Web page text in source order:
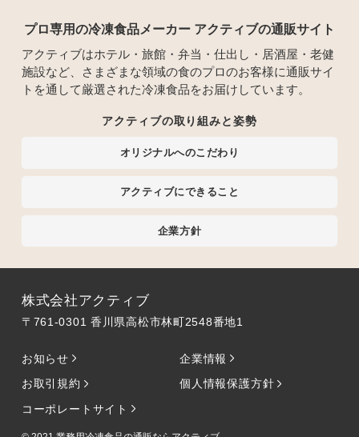
プロ専用の冷凍食品メーカー アクティブの通販サイト
アクティブはホテル・旅館・弁当・仕出し・居酒屋・老健
施設など、さまざまな領域の食のプロのお客様に通販サイ
トを通して厳選された冷凍食品をお届けしています。
アクティブの取り組みと姿勢
オリジナルへのこだわり
アクティブにできること
企業方針
株式会社アクティブ
〒761-0301 香川県高松市林町2548番地1
お知らせ
企業情報
お取引規約
個人情報保護方針
コーポレートサイト